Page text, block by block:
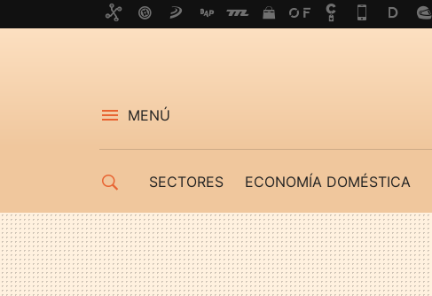
MENÚ
SECTORES ECONOMÍA DOMÉSTICA